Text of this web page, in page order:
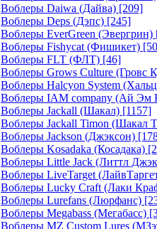
Воблеры Daiwa (Дайва) [209]
Воблеры Deps (Дэпс) [245]
Воблеры EverGreen (Эвергрин)
Воблеры Fishycat (Фишикет)
Воблеры FLT (ФЛТ) [46]
Воблеры Grows Culture (Гровс
Воблеры Halcyon System
Воблеры IAM company (Ай Эм
Воблеры Jackall (Шакал) [1157]
Воблеры Jackall Timon (Шакал
Воблеры Jackson (Джэксон)
Воблеры Kosadaka (Косадака)
Воблеры Little Jack (Литтл
Воблеры LiveTarget
Воблеры Lucky Craft (Лаки
Воблеры Lurefans (Люрфанс)
Воблеры Megabass (Мегабасс)
Воблеры MZ Custom Lures